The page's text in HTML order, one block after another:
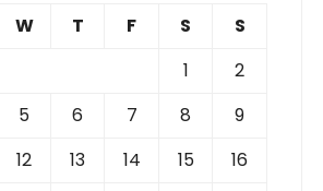
W T F S
S
1
2
5 6 7 8
9
12 13 14 15
16